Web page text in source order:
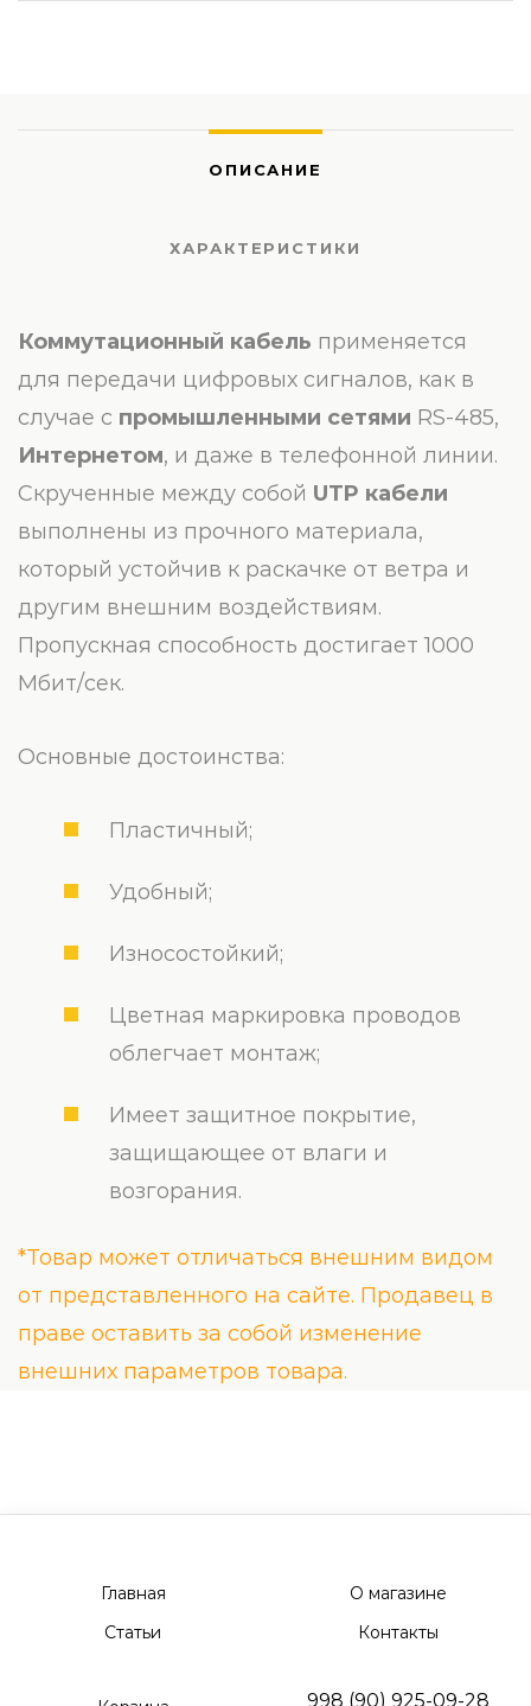
ОПИСАНИЕ
ХАРАКТЕРИСТИКИ
Коммутационный кабель применяется
для передачи цифровых сигналов, как в
случае с промышленными сетями RS-485,
Интернетом, и даже в телефонной линии.
Скрученные между собой UTP кабели
выполнены из прочного материала,
который устойчив к раскачке от ветра и
другим внешним воздействиям.
Пропускная способность достигает 1000
Мбит/сек.
Основные достоинства:
Пластичный;
Удобный;
Износостойкий;
Цветная маркировка проводов
облегчает монтаж;
Имеет защитное покрытие,
защищающее от влаги и
возгорания.
*Товар может отличаться внешним видом
от представленного на сайте. Продавец в
праве оставить за собой изменение
внешних параметров товара.
Главная
Статьи
О магазине
Контакты
998 (90) 925-09-28